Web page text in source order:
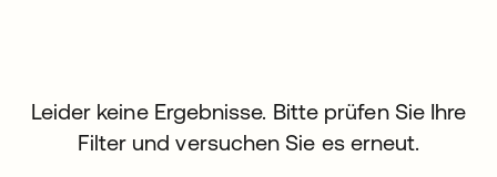
Leider keine Ergebnisse. Bitte prüfen Sie Ihre
Filter und versuchen Sie es erneut.